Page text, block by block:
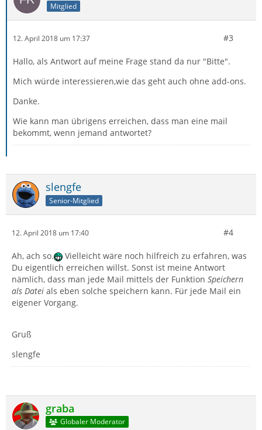
Mitglied
12. April 2018 um 17:37 #3
Hallo, als Antwort auf meine Frage stand da nur "Bitte".
Mich würde interessieren,wie das geht auch ohne add-ons.
Danke.
Wie kann man übrigens erreichen, dass man eine mail
bekommt, wenn jemand antwortet?
slengfe
Senior-Mitglied
12. April 2018 um 17:40 #4
Ah, ach so.
Vielleicht wäre noch hilfreich zu erfahren, was
Du eigentlich erreichen willst. Sonst ist meine Antwort
nämlich, dass man jede Mail mittels der Funktion Speichern
als Datei als eben solche speichern kann. Für jede Mail ein
eigener Vorgang.
Gruß
slengfe
graba
Globaler Moderator